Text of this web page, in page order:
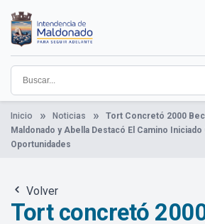
contenido
principal
Institucional
Municipios
Descubre Maldonado
Comunicación
Servicios
Guía De Trámites
Ver Noticias
Inicio Noticias
Tort Concretó 2000
Maldonado y Abella Destacó El Camino
Oportunidades
Volver
Tort concretó